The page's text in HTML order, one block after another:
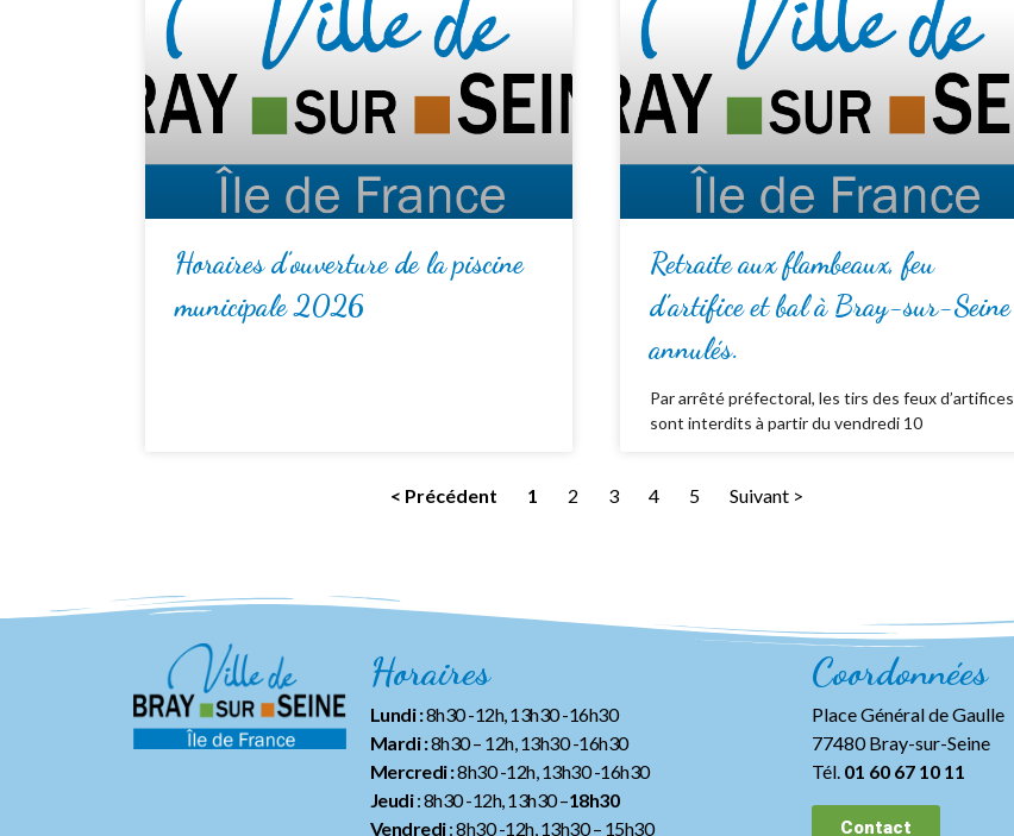
Horaires d’ouverture de la piscine
municipale 2026
Retraite aux flambeaux, feu
d’artifice et bal à Bray-sur-Seine
annulés.
Par arrêté préfectoral, les tirs des feux d’artifices
sont interdits à partir du vendredi 10
< Précédent 1 2 3 4 5 Suivant >
Horaires
Lundi :8h30 -12h, 13h30 -16h30
Mardi :8h30 – 12h, 13h30 -16h30
Mercredi :8h30 -12h, 13h30 -16h30
Jeudi: 8h30 -12h, 13h30 –18h30
Vendredi: 8h30 -12h, 13h30– 15h30
Coordonnées
Place Général de Gaulle
77480 Bray-sur-Seine
Tél. 01 60 67 10 11
Contact